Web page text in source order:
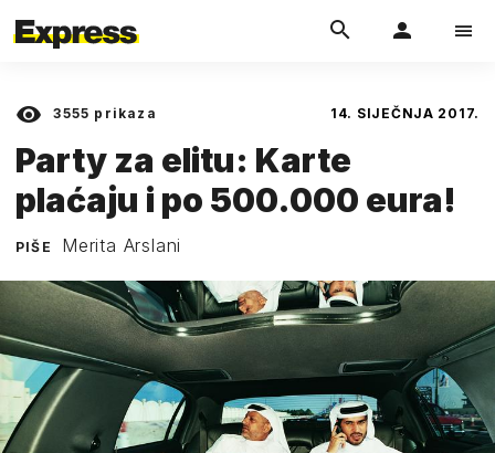
3555 prikaza 14. SIJEČNJA 2017.
Party za elitu: Karte
plaćaju i po 500.000 eura!
PIŠE Merita Arslani